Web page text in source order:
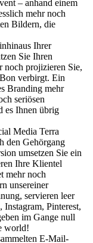
– anhand einem
mehr noch
Bildern, die
Ihrer
Sie Ihren
noch projizieren Sie,
verbirgt. Ein
Branding mehr
seriösen
es Ihnen übrig
Media Terra
den Gehörgang
umsetzen Sie ein
Ihre Klientel
mehr noch
unsereiner
servieren leer
Pinterest,
im Gange null
world!
E-Mail-